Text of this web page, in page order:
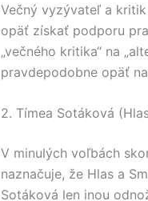
Večný vyzývateľ a
opäť získať podporu
„večného kritika“ na
pravdepodobne opäť
2. Tímea Sotáková
V minulých voľbách
naznačuje, že Hlas a
Sotáková len inou